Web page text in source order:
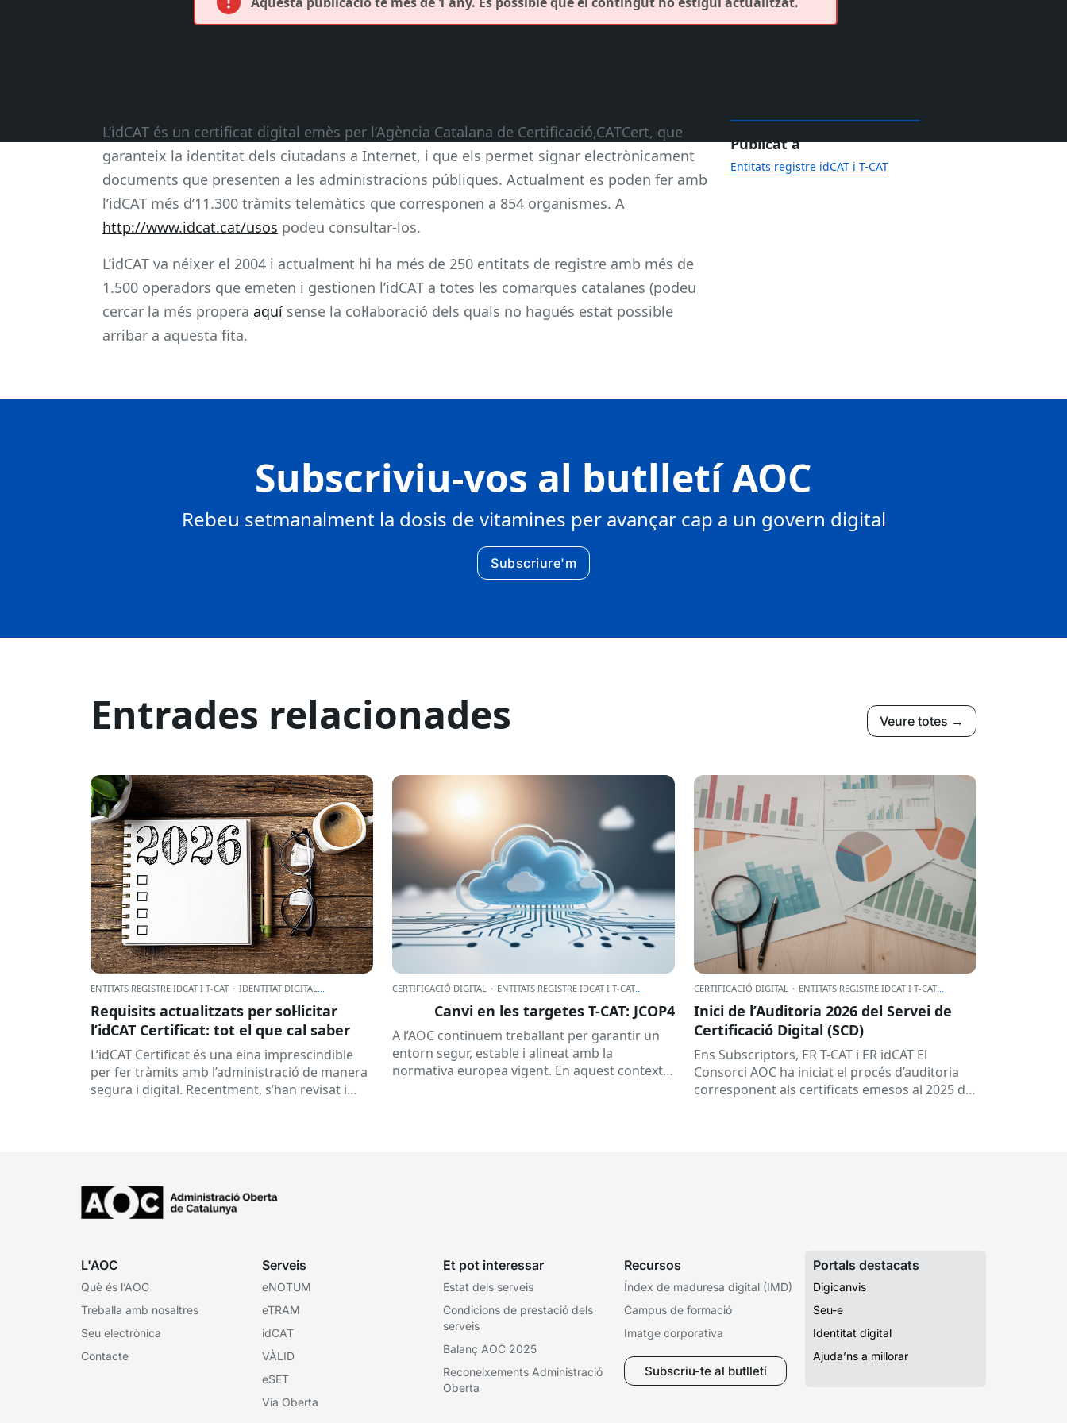
L’idCAT és un certificat digital emès per l’Agència Catalana de Certificació,CATCert, que
garanteix la identitat dels ciutadans a Internet, i que els permet signar electrònicament
documents que presenten a les administracions públiques. Actualment es poden fer amb
l’idCAT més d’11.300 tràmits telemàtics que corresponen a 854 organismes. A
http://www.idcat.cat/usos podeu consultar-los.
L’idCAT va néixer el 2004 i actualment hi ha més de 250 entitats de registre amb més de
1.500 operadors que emeten i gestionen l’idCAT a totes les comarques catalanes (podeu
cercar la més propera aquí sense la col·laboració dels quals no hagués estat possible
arribar a aquesta fita.
Publicat a
Entitats registre idCAT i T-CAT
Subscriviu-vos al butlletí AOC
Rebeu setmanalment la dosis de vitamines per avançar cap a un govern digital
Subscriure'm
Entrades relacionades Veure totes →
ENTITATS REGISTRE IDCAT I T-CAT · IDENTITAT DIGITAL
Requisits actualitzats per sol·licitar
l’idCAT Certificat: tot el que cal saber
L’idCAT Certificat és una eina imprescindible
per fer tràmits amb l’administració de manera
segura i digital. Recentment, s’han revisat i
CERTIFICACIÓ DIGITAL · ENTITATS REGISTRE IDCAT I T-CAT
Canvi en les targetes T-CAT: JCOP4
A l’AOC continuem treballant per garantir un
entorn segur, estable i alineat amb la
normativa europea vigent. En aquest context,
CERTIFICACIÓ DIGITAL · ENTITATS REGISTRE IDCAT I T-CAT
Inici de l’Auditoria 2026 del Servei de
Certificació Digital (SCD)
Ens Subscriptors, ER T-CAT i ER idCAT El
Consorci AOC ha iniciat el procés d’auditoria
corresponent als certificats emesos al 2025 del
L'AOC
Què és l’AOC
Treballa amb nosaltres
Seu electrònica
Contacte
Serveis
eNOTUM
eTRAM
idCAT
VÀLID
eSET
Via Oberta
Et pot interessar
Estat dels serveis
Condicions de prestació dels
serveis
Balanç AOC 2025
Reconeixements Administració
Oberta
Recursos
Índex de maduresa digital (IMD)
Campus de formació
Imatge corporativa
Subscriu-te al butlletí
Portals destacats
Digicanvis
Seu-e
Identitat digital
Ajuda’ns a millorar